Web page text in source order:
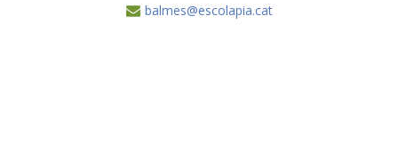
balmes@escolapia.cat